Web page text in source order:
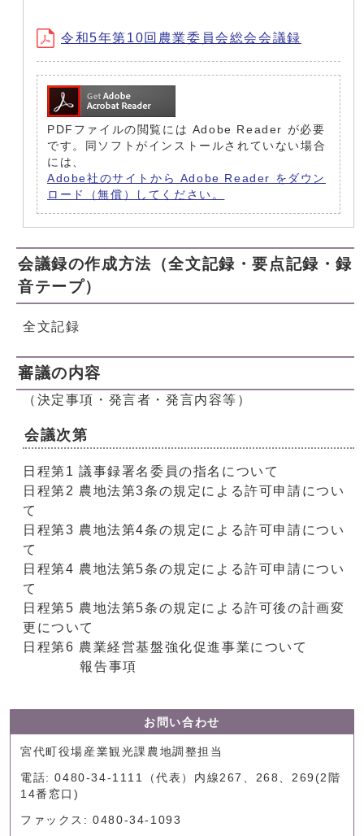
令和5年第10回農業委員会総会会議録
PDFファイルの閲覧には Adobe Reader が必要
です。同ソフトがインストールされていない場合
には、
Adobe社のサイトから Adobe Reader をダウン
ロード（無償）してください。
会議録の作成方法（全文記録・要点記録・録
音テープ）
全文記録
審議の内容
（決定事項・発言者・発言内容等）
会議次第
日程第1 議事録署名委員の指名について
日程第2 農地法第3条の規定による許可申請につい
て
日程第3 農地法第4条の規定による許可申請につい
て
日程第4 農地法第5条の規定による許可申請につい
て
日程第5 農地法第5条の規定による許可後の計画変
更について
日程第6 農業経営基盤強化促進事業について
報告事項
お問い合わせ
宮代町役場産業観光課農地調整担当
電話: 0480-34-1111（代表）内線267、268、269(2階
14番窓口)
ファックス: 0480-34-1093